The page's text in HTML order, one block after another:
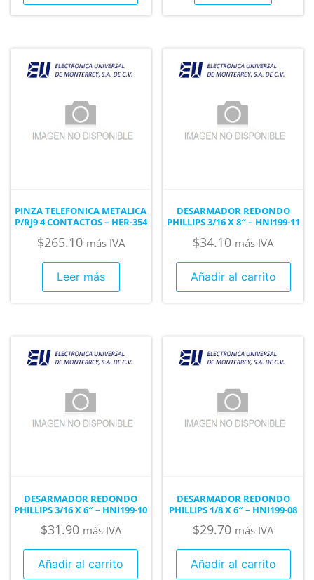
PINZA TELEFONICA METALICA
P/RJ9 4 CONTACTOS – HER-354
$265.10 más IVA
Leer más
DESARMADOR REDONDO
PHILLIPS 3/16 X 8″ – HNI199-11
$34.10 más IVA
Añadir al carrito
DESARMADOR REDONDO
PHILLIPS 3/16 X 6″ – HNI199-10
$31.90 más IVA
Añadir al carrito
DESARMADOR REDONDO
PHILLIPS 1/8 X 6″ – HNI199-08
$29.70 más IVA
Añadir al carrito